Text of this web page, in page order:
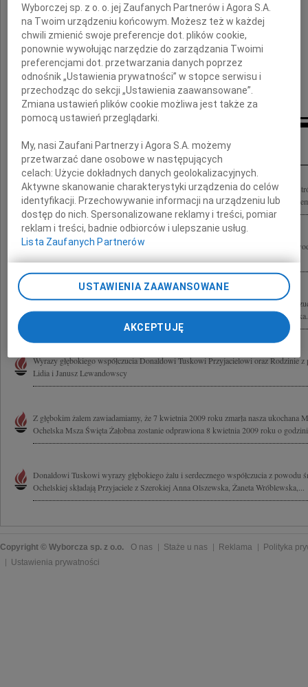
Inne kondolencje
Wyrazy głębokiego współczucia Panu Donaldowi Tuskowi Prezesowi Rady
składają Prezes Kasy Rolniczego Ubezpieczenia Społecznego wraz z
Wyrazy szczerego żalu Donaldowi Tuskowi Przyjacielowi oraz Najbliższym z
Zielińska-Głębocka
Panu Donaldowi Tuskowi Prezesowi Rady Ministrów wyrazy głębokiego
składają Wojewoda Lubelski Genowefa Tokarska Wicewojewoda Lubelski
Wyrazy głębokiego współczucia Donaldowi Tuskowi Przyjacielowi oraz Rodzinie
Lidia i Janusz Lewandowscy
Z głębokim żalem zawiadamiamy, że 7 kwietnia 2009 roku zmarła nasza ukochana
Ochelska Msza Święta Żałobna zostanie odprawiona 8 kwietnia 2009 roku o
Donaldowi Tuskowi wyrazy głębokiego żalu i serdecznego współczucia z powodu
Ochelskiej składają Przyjaciele z Szerokiej Anna Olszewska, Żaneta Wróblewska,...
Copyright © Wyborcza sp. z o.o. O nas Staże u nas Reklama
Polityka
Ustawienia prywatności
Wyborczej sp. z o. o. jej Zaufanych Partnerów i Agora S.A.
na Twoim urządzeniu końcowym. Możesz też w każdej
chwili zmienić swoje preferencje dot. plików cookie,
ponownie wywołując narzędzie do zarządzania Twoimi
preferencjami dot. przetwarzania danych poprzez
odnośnik „Ustawienia prywatności” w stopce serwisu i
przechodząc do sekcji „Ustawienia zaawansowane”.
Zmiana ustawień plików cookie możliwa jest także za
pomocą ustawień przeglądarki.
My, nasi Zaufani Partnerzy i Agora S.A. możemy
przetwarzać dane osobowe w następujących
celach:Użycie dokładnych danych geolokalizacyjnych.
Aktywne skanowanie charakterystyki urządzenia do celów
identyfikacji. Przechowywanie informacji na urządzeniu lub
dostęp do nich. Spersonalizowane reklamy i treści, pomiar
reklam i treści, badnie odbiorców i ulepszanie usług.
Lista Zaufanych Partnerów
USTAWIENIA ZAAWANSOWANE
AKCEPTUJĘ